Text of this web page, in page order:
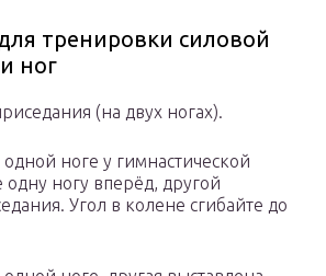
тренировки силовой
ног
(на двух ногах).
ноге у гимнастической
ногу вперёд, другой
Угол в колене сгибайте до